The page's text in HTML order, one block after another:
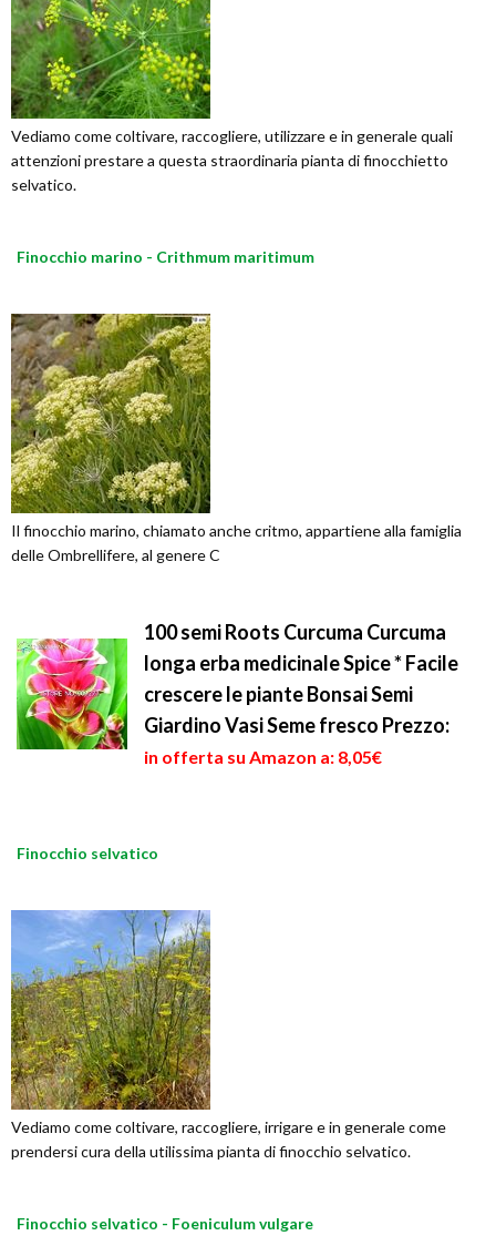
Vediamo come coltivare, raccogliere, utilizzare e in generale quali
attenzioni prestare a questa straordinaria pianta di finocchietto
selvatico.
Finocchio marino - Crithmum maritimum
Il finocchio marino, chiamato anche critmo, appartiene alla famiglia
delle Ombrellifere, al genere C
100 semi Roots Curcuma Curcuma
longa erba medicinale Spice * Facile
crescere le piante Bonsai Semi
Giardino Vasi Seme fresco Prezzo:
in offerta su Amazon a: 8,05€
Finocchio selvatico
Vediamo come coltivare, raccogliere, irrigare e in generale come
prendersi cura della utilissima pianta di finocchio selvatico.
Finocchio selvatico - Foeniculum vulgare